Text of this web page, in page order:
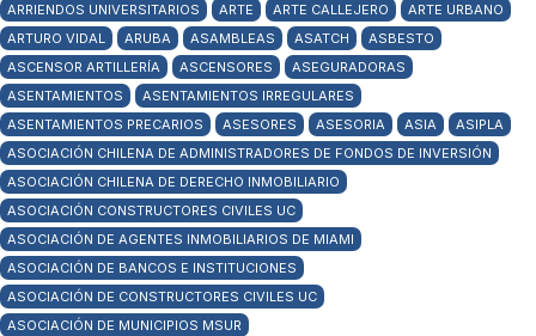
ARRIENDOS UNIVERSITARIOS
ARTE ARTE CALLEJERO
ARTE URBANO
ARTURO VIDAL
ARUBA ASAMBLEAS ASATCH
ASBESTO
ASCENSOR ARTILLERÍA
ASCENSORES
ASEGURADORAS
ASENTAMIENTOS
ASENTAMIENTOS IRREGULARES
ASENTAMIENTOS PRECARIOS
ASESORES ASESORIA ASIA
ASIPLA
ASOCIACIÓN CHILENA DE ADMINISTRADORES DE FONDOS DE INVERSIÓN
ASOCIACIÓN CHILENA DE DERECHO INMOBILIARIO
ASOCIACIÓN CONSTRUCTORES CIVILES UC
ASOCIACIÓN DE AGENTES INMOBILIARIOS DE MIAMI
ASOCIACIÓN DE BANCOS E INSTITUCIONES
ASOCIACIÓN DE CONSTRUCTORES CIVILES UC
ASOCIACIÓN DE MUNICIPIOS MSUR